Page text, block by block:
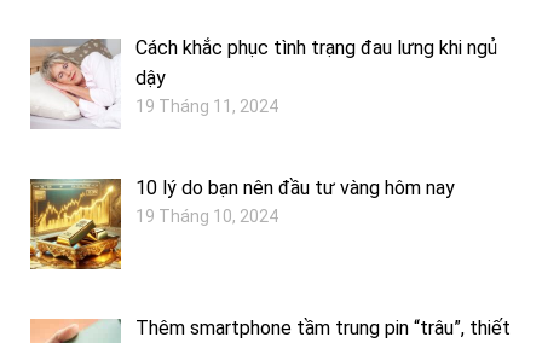
Cách khắc phục tình trạng đau lưng khi ngủ
dậy
19 Tháng 11, 2024
10 lý do bạn nên đầu tư vàng hôm nay
19 Tháng 10, 2024
Thêm smartphone tầm trung pin “trâu”, thiết